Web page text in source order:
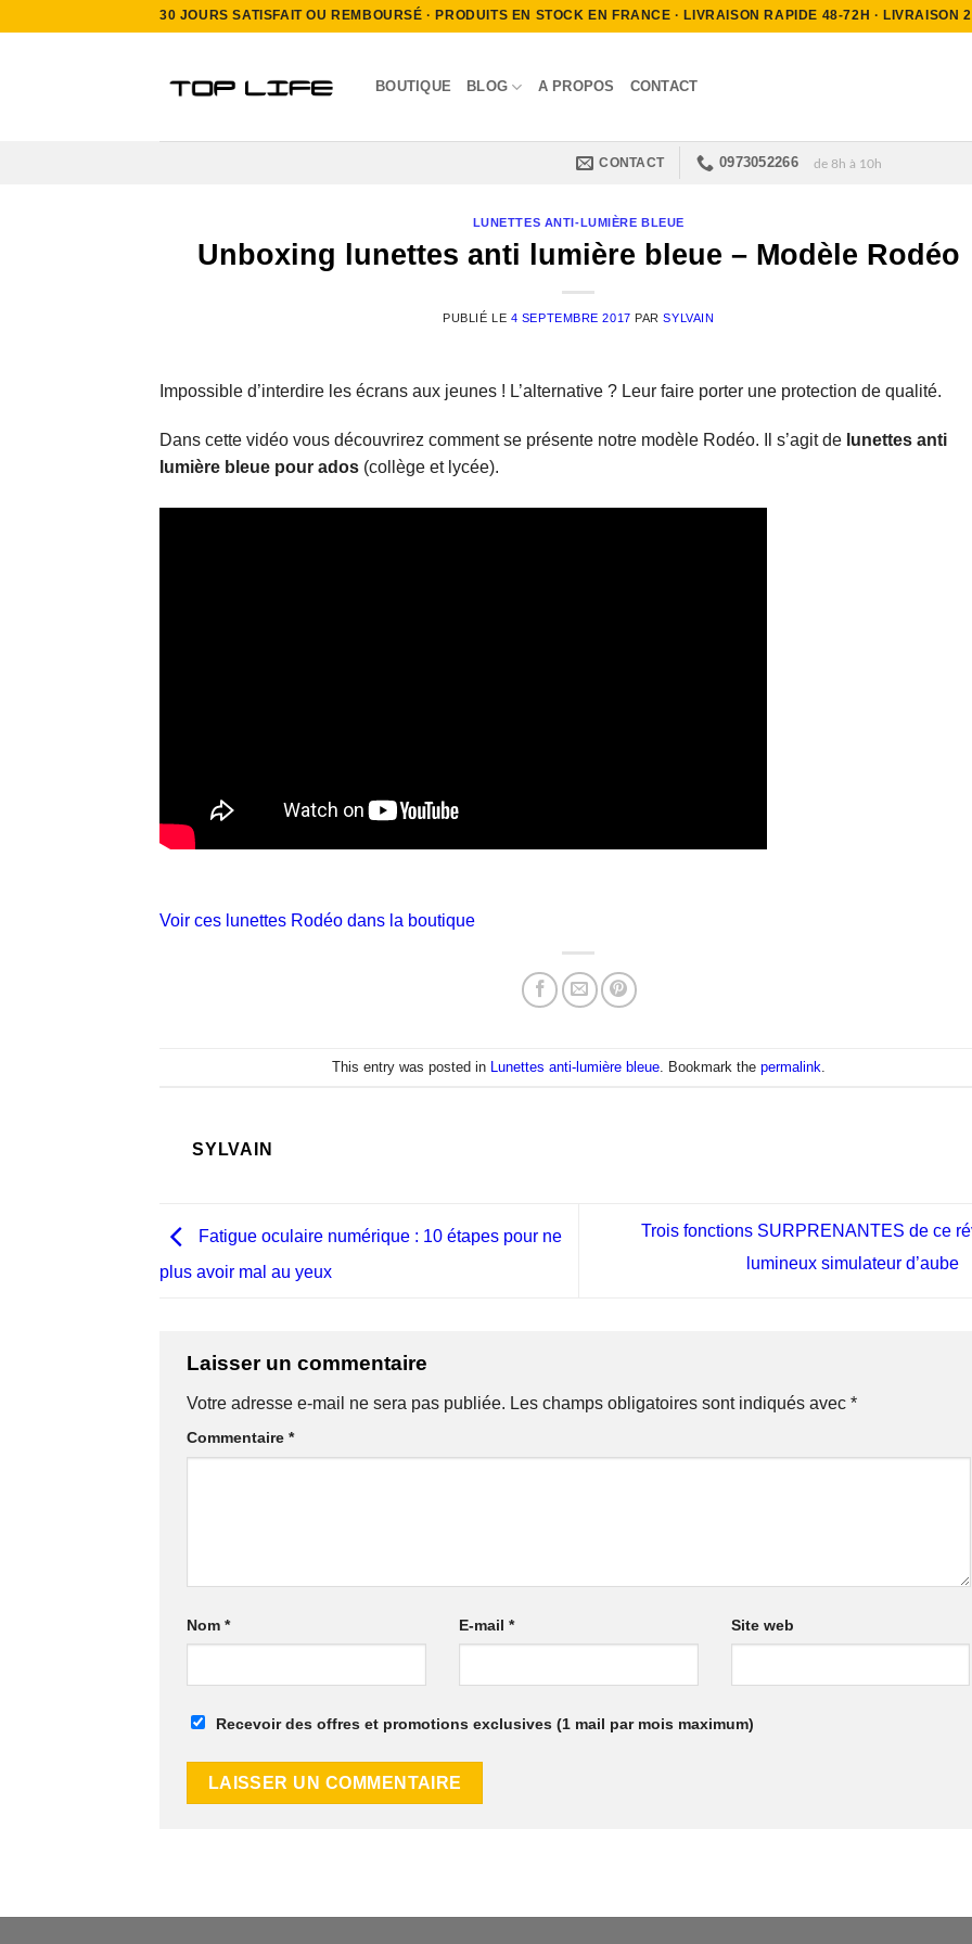
30 JOURS SATISFAIT OU REMBOURSÉ · PRODUITS EN STOCK EN FRANCE · LIVRAISON RAPIDE 48-72H · LIVRAISON
BOUTIQUE BLOG A PROPOS CONTACT
CONTACT 0973052266 de 8h à 10h
LUNETTES ANTI-LUMIÈRE BLEUE
Unboxing lunettes anti lumière bleue – Modèle Rodéo
PUBLIÉ LE 4 SEPTEMBRE 2017 PARSYLVAIN
Impossible d’interdire les écrans aux jeunes ! L’alternative ? Leur faire porter une protection de qualité.
Dans cette vidéo vous découvrirez comment se présente notre modèle Rodéo. Il s’agit de lunettes anti
lumière bleue pour ados (collège et lycée).
Voir ces lunettes Rodéo dans la boutique
This entry was posted in Lunettes anti-lumière bleue. Bookmark the permalink
SYLVAIN
Fatigue oculaire numérique : 10 étapes pour ne
plus avoir mal au yeux
Trois fonctions SURPRENANTES de ce
lumineux simulateur d’aube
Laisser un commentaire
Votre adresse e-mail ne sera pas publiée. Les champs obligatoires sont indiqués avec *
Commentaire *
Nom * E-mail * Site web
Recevoir des offres et promotions exclusives (1 mail par mois maximum)